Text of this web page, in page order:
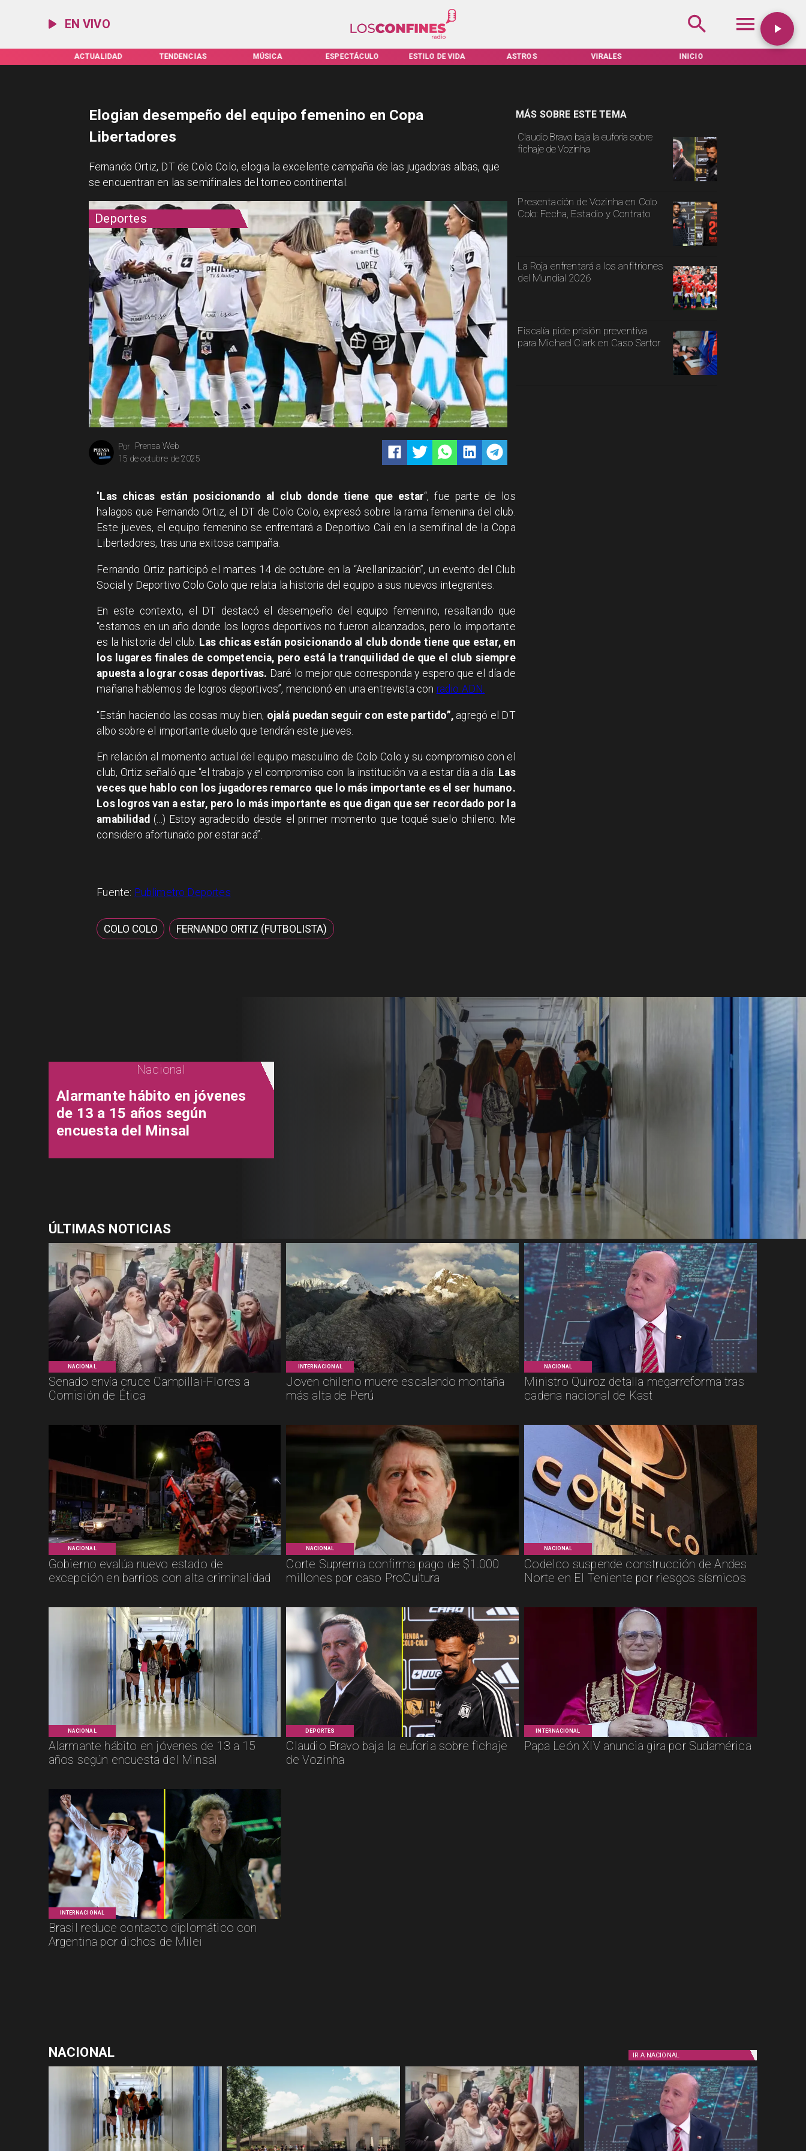
EN VIVO
ACTUALIDAD TENDENCIAS MÚSICA ESPECTÁCULO ESTILO DE VIDA ASTROS VIRALES INICIO
Deportes
Prensa Web
Por
15 de octubre de 2025
Claudio Bravo baja la euforia sobre
fichaje de Vozinha
Presentación de Vozinha en Colo
Colo: Fecha, Estadio y Contrato
La Roja enfrentará a los anfitriones
del Mundial 2026
Fiscalía pide prisión preventiva
para Michael Clark en Caso Sartor
MÁS SOBRE ESTE TEMA
Elogian desempeño del equipo femenino en Copa
Libertadores
Fernando Ortiz, DT de Colo Colo, elogia la excelente campaña de las jugadoras albas, que
se encuentran en las semifinales del torneo continental.
" Las chicas están posicionando al club donde tiene que estar“, fue parte de los
halagos que Fernando Ortiz, el DT de Colo Colo, expresó sobre la rama femenina del club.
Este jueves, el equipo femenino se enfrentará a Deportivo Cali en la semifinal de la Copa
Libertadores, tras una exitosa campaña.
Fernando Ortiz participó el martes 14 de octubre en la “Arellanización”, un evento del Club
Social y Deportivo Colo Colo que relata la historia del equipo a sus nuevos integrantes.
En este contexto, el DT destacó el desempeño del equipo femenino, resaltando que
“estamos en un año donde los logros deportivos no fueron alcanzados, pero lo importante
es la historia del club. Las chicas están posicionando al club donde tiene que estar, en
los lugares finales de competencia, pero está la tranquilidad de que el club siempre
apuesta a lograr cosas deportivas. Daré lo mejor que corresponda y espero que el día de
mañana hablemos de logros deportivos”, mencionó en una entrevista con radio ADN.
“Están haciendo las cosas muy bien, ojalá puedan seguir con este partido”, agregó el DT
albo sobre el importante duelo que tendrán este jueves.
En relación al momento actual del equipo masculino de Colo Colo y su compromiso con el
club, Ortiz señaló que “el trabajo y el compromiso con la institución va a estar día a día. Las
veces que hablo con los jugadores remarco que lo más importante es el ser humano.
Los logros van a estar, pero lo más importante es que digan que ser recordado por la
amabilidad (...) Estoy agradecido desde el primer momento que toqué suelo chileno. Me
considero afortunado por estar acá”.
Fuente: Publimetro Deportes
COLO COLO FERNANDO ORTIZ (FUTBOLISTA)
NACIONAL
Senado envía cruce Campillai-Flores a
Comisión de Ética
INTERNACIONAL
Joven chileno muere escalando montaña
más alta de Perú
NACIONAL
Ministro Quiroz detalla megarreforma tras
cadena nacional de Kast
NACIONAL
Gobierno evalúa nuevo estado de
excepción en barrios con alta criminalidad
NACIONAL
Corte Suprema confirma pago de $1.000
millones por caso ProCultura
NACIONAL
Codelco suspende construcción de Andes
Norte en El Teniente por riesgos sísmicos
NACIONAL
Alarmante hábito en jóvenes de 13 a 15
años según encuesta del Minsal
DEPORTES
Claudio Bravo baja la euforia sobre fichaje
de Vozinha
INTERNACIONAL
Papa León XIV anuncia gira por Sudamérica
INTERNACIONAL
Brasil reduce contacto diplomático con
Argentina por dichos de Milei
Nacional
Alarmante hábito en jóvenes
de 13 a 15 años según
encuesta del Minsal
ÚLTIMAS NOTICIAS
NACIONAL IR A NACIONAL